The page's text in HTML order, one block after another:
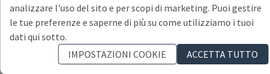
MA900ІІ
HAITIAN - MACCHINA PER STAMPAGGIO AD INIEZIONE IDRAULICA
2023
analizzare l'uso del sito e per scopi di marketing. Puoi gestire
le tue preferenze e saperne di più su come utilizziamo i tuoi
dati qui sotto.
IMPOSTAZIONI COOKIE
ACCETTA TUTTO